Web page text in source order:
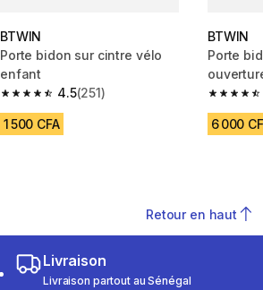
BTWIN
Porte bidon sur cintre vélo
enfant
4.5
4.5 out of 5 stars from 251 reviews
(251)
1 500 CFA
BTWIN
Porte
380 ml
4.7 out
6 000
Retour en haut
Livraison
Livraison partout au Sénégal